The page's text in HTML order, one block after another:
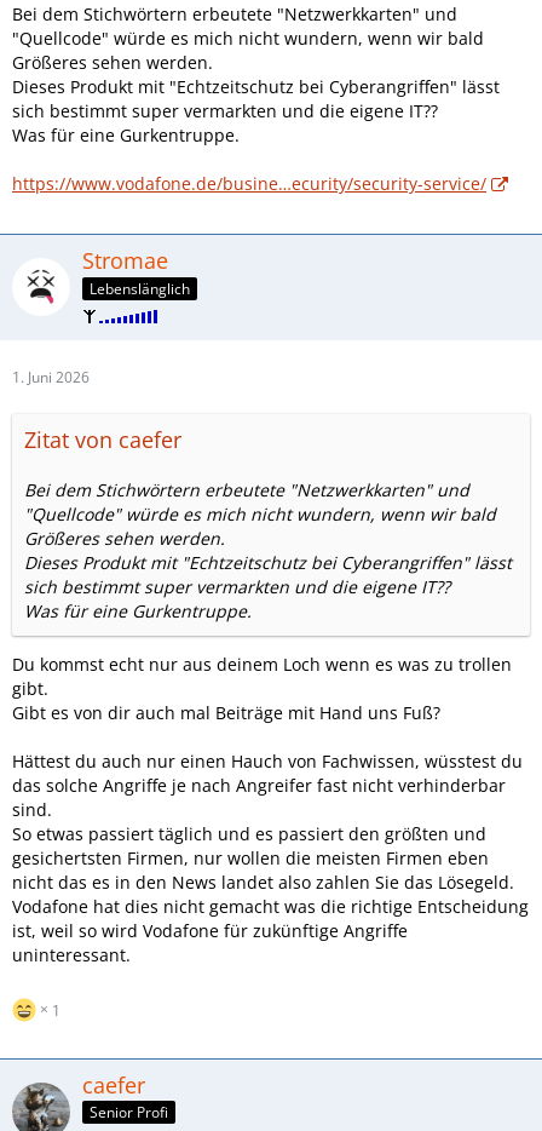
Bei dem Stichwörtern erbeutete "Netzwerkkarten" und
"Quellcode" würde es mich nicht wundern, wenn wir bald
Größeres sehen werden.
Dieses Produkt mit "Echtzeitschutz bei Cyberangriffen" lässt
sich bestimmt super vermarkten und die eigene IT??
Was für eine Gurkentruppe.
https://www.vodafone.de/busine…ecurity/security-service/
Stromae
Lebenslänglich
1. Juni 2026
Zitat von caefer
Bei dem Stichwörtern erbeutete "Netzwerkkarten" und
"Quellcode" würde es mich nicht wundern, wenn wir bald
Größeres sehen werden.
Dieses Produkt mit "Echtzeitschutz bei Cyberangriffen" lässt
sich bestimmt super vermarkten und die eigene IT??
Was für eine Gurkentruppe.
Du kommst echt nur aus deinem Loch wenn es was zu trollen
gibt.
Gibt es von dir auch mal Beiträge mit Hand uns Fuß?
Hättest du auch nur einen Hauch von Fachwissen, wüsstest du
das solche Angriffe je nach Angreifer fast nicht verhinderbar
sind.
So etwas passiert täglich und es passiert den größten und
gesichertsten Firmen, nur wollen die meisten Firmen eben
nicht das es in den News landet also zahlen Sie das Lösegeld.
Vodafone hat dies nicht gemacht was die richtige Entscheidung
ist, weil so wird Vodafone für zukünftige Angriffe
uninteressant.
1
caefer
Senior Profi